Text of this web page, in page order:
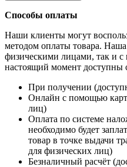
Способы оплаты
Наши клиенты могут
методом оплаты товара. Наша
физическими лицами, так
настоящий момент доступны
При получении
Онлайн с помощью
лиц)
Оплата по системе
необходимо будет
товар в точке выдачи
для физических лиц)
Безналичный расчёт